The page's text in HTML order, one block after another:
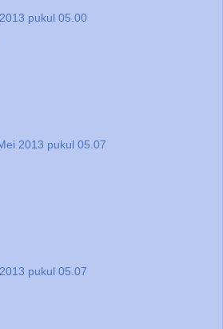
pukul 05.00
2013 pukul 05.07
pukul 05.07